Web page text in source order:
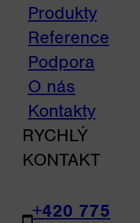
Produkty
Reference
Podpora
O nás
Kontakty
RYCHLÝ
KONTAKT
+420 775